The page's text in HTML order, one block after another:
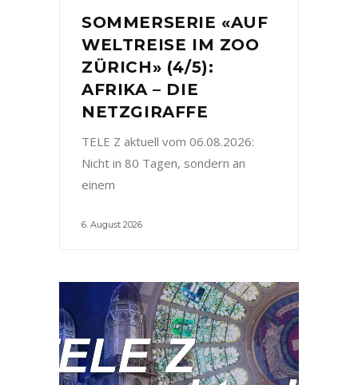
SOMMERSERIE «AUF
WELTREISE IM ZOO
ZÜRICH» (4/5):
AFRIKA – DIE
NETZGIRAFFE
TELE Z aktuell vom 06.08.2026:
Nicht in 80 Tagen, sondern an
einem
6. August 2026